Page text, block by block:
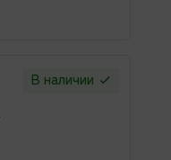
В наличии